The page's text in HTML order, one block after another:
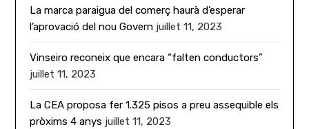
La marca paraigua del comerç haurà d’esperar
l’aprovació del nou Govern juillet 11, 2023
Vinseiro reconeix que encara “falten conductors”
juillet 11, 2023
La CEA proposa fer 1.325 pisos a preu assequible els
pròxims 4 anys juillet 11, 2023